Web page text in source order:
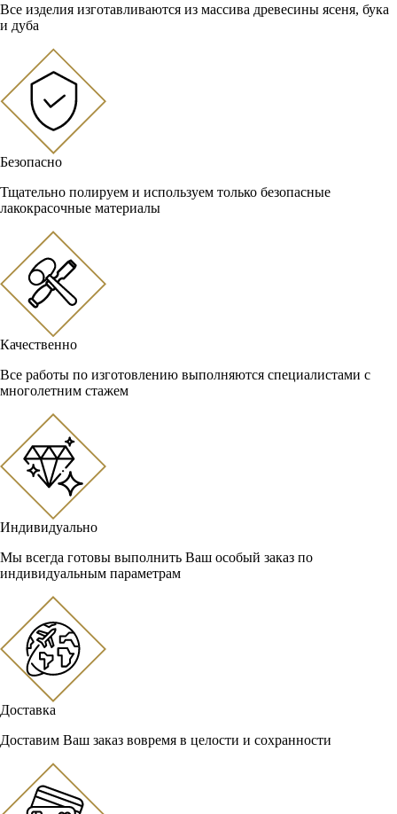
Все изделия изготавливаются из массива древесины ясеня, бука
и дуба
Безопасно
Тщательно полируем и используем только безопасные
лакокрасочные материалы
Качественно
Все работы по изготовлению выполняются специалистами с
многолетним стажем
Индивидуально
Мы всегда готовы выполнить Ваш особый заказ по
индивидуальным параметрам
Доставка
Доставим Ваш заказ вовремя в целости и сохранности